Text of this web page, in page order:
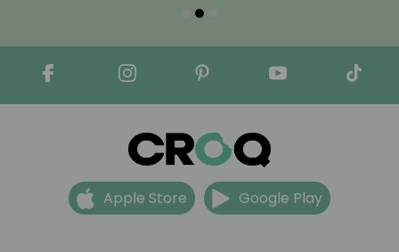
Apple Store Google Play